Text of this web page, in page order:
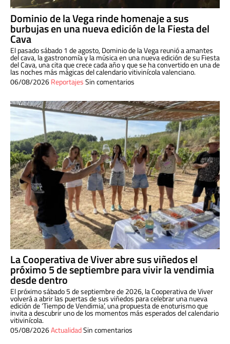
Dominio de la Vega rinde homenaje a sus
burbujas en una nueva edición de la Fiesta del
Cava
El pasado sábado 1 de agosto, Dominio de la Vega reunió a amantes
del cava, la gastronomía y la música en una nueva edición de su Fiesta
del Cava, una cita que crece cada año y que se ha convertido en una de
las noches más mágicas del calendario vitivinícola valenciano.
06/08/2026ReportajesSin comentarios
La Cooperativa de Viver abre sus viñedos el
próximo 5 de septiembre para vivir la vendimia
desde dentro
El próximo sábado 5 de septiembre de 2026, la Cooperativa de Viver
volverá a abrir las puertas de sus viñedos para celebrar una nueva
edición de ‘Tiempo de Vendimia’, una propuesta de enoturismo que
invita a descubrir uno de los momentos más esperados del calendario
vitivinícola.
05/08/2026ActualidadSin comentarios